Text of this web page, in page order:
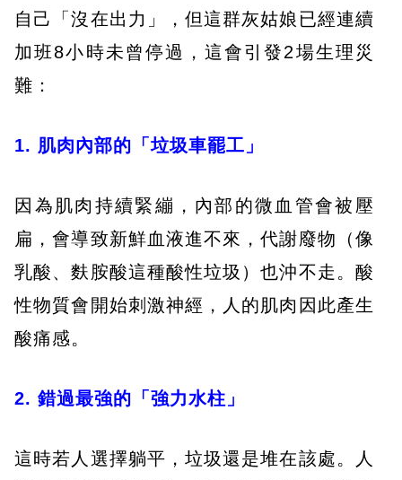
自己「沒在出力」，但這群灰姑娘已經連續
加班8小時未曾停過，這會引發2場生理災
難：
1. 肌肉內部的「垃圾車罷工」
因為肌肉持續緊繃，內部的微血管會被壓
扁，會導致新鮮血液進不來，代謝廢物（像
乳酸、麩胺酸這種酸性垃圾）也沖不走。酸
性物質會開始刺激神經，人的肌肉因此產生
酸痛感。
2. 錯過最強的「強力水柱」
這時若人選擇躺平，垃圾還是堆在該處。人